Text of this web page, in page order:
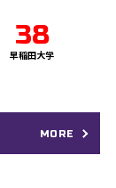
38
早稲田大学
MORE